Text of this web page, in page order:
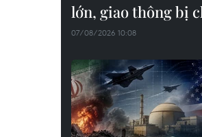
lớn, giao thông bị
07/08/2026 10:08